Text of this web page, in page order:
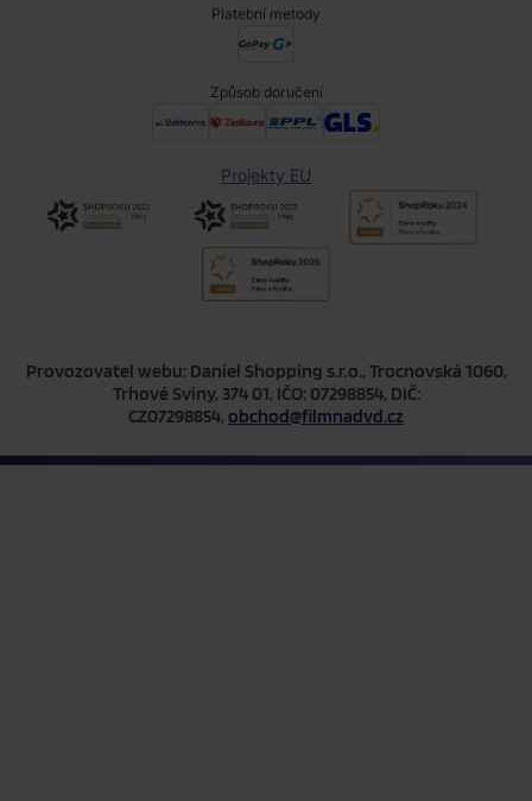
Platební metody
Způsob doručení
Projekty EU
Provozovatel webu: Daniel Shopping s.r.o., Trocnovská 1060,
Trhové Sviny, 374 01, IČO: 07298854, DIČ:
CZ07298854, obchod@filmnadvd.cz